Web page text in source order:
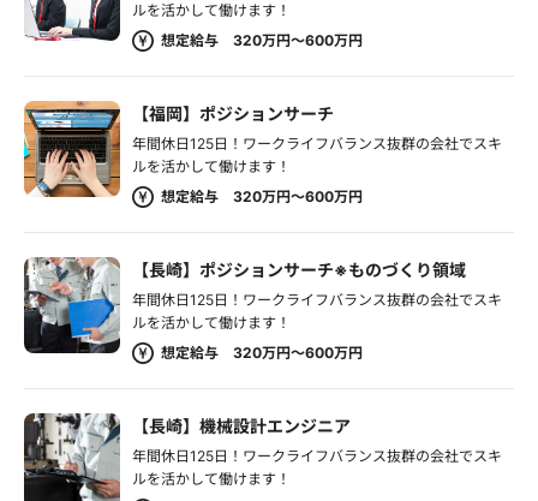
ルを活かして働けます！
想定給与 320万円～600万円
【福岡】ポジションサーチ
年間休日125日！ワークライフバランス抜群の会社でスキ
ルを活かして働けます！
想定給与 320万円～600万円
【長崎】ポジションサーチ※ものづくり領域
年間休日125日！ワークライフバランス抜群の会社でスキ
ルを活かして働けます！
想定給与 320万円～600万円
【長崎】機械設計エンジニア
年間休日125日！ワークライフバランス抜群の会社でスキ
ルを活かして働けます！